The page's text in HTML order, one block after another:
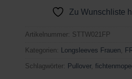
Zu Wunschliste
Artikelnummer: STTW021FP
Kategorien: Longsleeves Frauen
Schlagwörter: Pullover,